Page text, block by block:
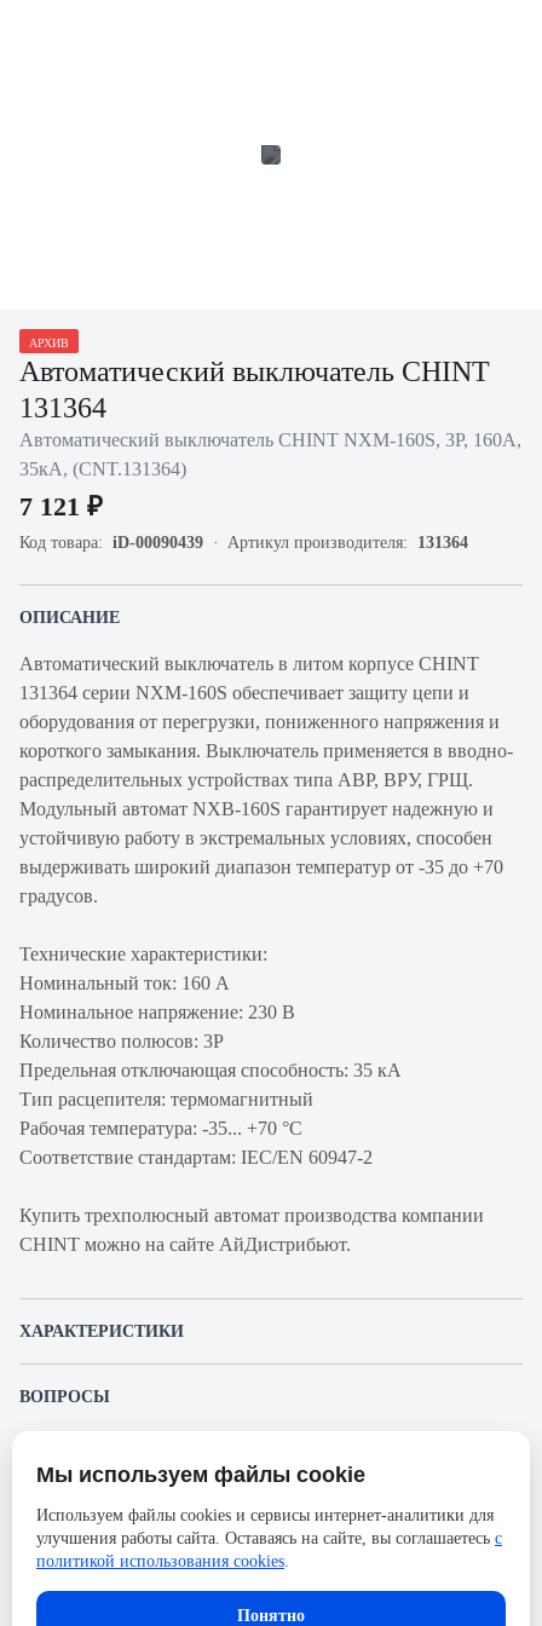
АРХИВ
Автоматический выключатель CHINT
131364
Автоматический выключатель CHINT NXM-160S, 3P, 160А,
35кА, (CNT.131364)
7 121 ₽
Код товара: iD-00090439 Артикул производителя: 131364
ОПИСАНИЕ
Автоматический выключатель в литом корпусе CHINT
131364 серии NXM-160S обеспечивает защиту цепи и
оборудования от перегрузки, пониженного напряжения и
короткого замыкания. Выключатель применяется в вводно-
распределительных устройствах типа АВР, ВРУ, ГРЩ.
Модульный автомат NXB-160S гарантирует надежную и
устойчивую работу в экстремальных условиях, способен
выдерживать широкий диапазон температур от -35 до +70
градусов.
Технические характеристики:
Номинальный ток: 160 А
Номинальное напряжение: 230 В
Количество полюсов: 3P
Предельная отключающая способность: 35 кА
Тип расцепителя: термомагнитный
Рабочая температура: -35... +70 °C
Соответствие стандартам: IEC/EN 60947-2
Купить трехполюсный автомат производства компании
CHINT можно на сайте АйДистрибьют.
ХАРАКТЕРИСТИКИ
Производитель
Серия
NXM-160S
Номинальный ток
Напряжение, В
230
ВОПРОСЫ
Пожалуйста, авторизуйтесь, чтобы иметь
возможность оставлять вопросы.
Представленные изображения и характеристики могут отличаться от реального
без предварительного уведомления. Компания АйДистрибьют не несёт
ответственности в случае не соответствия текущей модели товаров фотографиям,
размещённым в карточке товара.
Мы используем файлы cookie
Используем файлы cookies и сервисы интернет-аналитики для
улучшения работы сайта. Оставаясь на сайте, вы соглашаетесь с
политикой использования cookies.
Понятно